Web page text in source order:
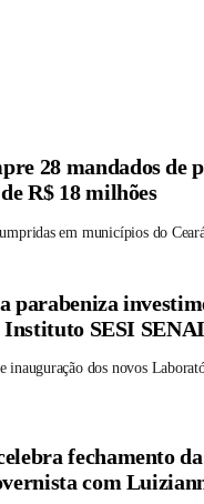
28 mandados de
R$ 18 milhões
em municípios do
parabeniza
Instituto SESI SENAI
inauguração dos novos
fechamento
com